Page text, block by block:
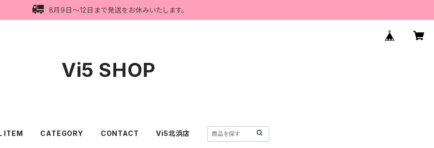
8月9日〜12日まで発送をお休みいたします。
Vi5 SHOP
ITEM CATEGORY CONTACT Vi5北浜店